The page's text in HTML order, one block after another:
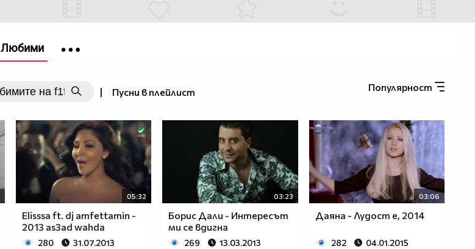
| Пусни в плейлист Популярност
05:32
Elisssa ft. dj amfettamin -
2013 as3ad wahda
280 31.07.2013
03:23
Борис Дали - Интересът
ми се вдигна
269 13.03.2013
03:06
Даяна - Лудост е, 2014
282 04.01.2015
Любими